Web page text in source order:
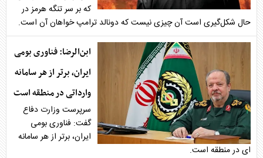
که بر سر تنگه هرمز در
حال شکل‌گیری است آن چیزی نیست که دونالد ترامپ خواهان آن است.
ابن‌الرضا: فناوری بومی
ایران، برتر از هر سامانه
وارداتی در منطقه است
سرپرست وزارت دفاع
گفت: فناوری بومی
ایران، برتر از هر سامانه
ای در منطقه است.